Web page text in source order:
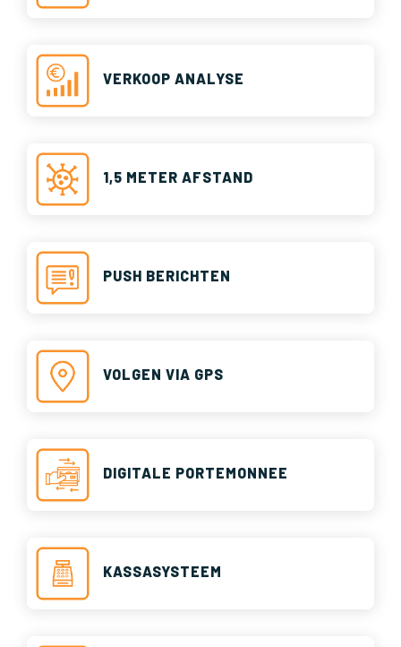
VERKOOP ANALYSE
1,5 METER AFSTAND
PUSH BERICHTEN
VOLGEN VIA GPS
DIGITALE PORTEMONNEE
KASSASYSTEEM